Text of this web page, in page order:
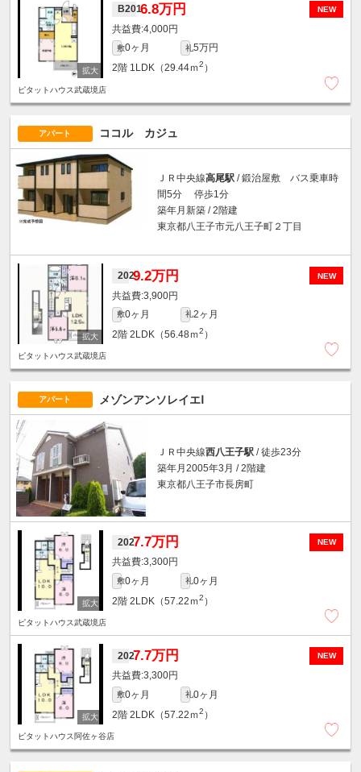
NEW
B2016.8万円
4,000円
敷0ヶ月 礼5万円
2階 1LDK（29.44ｍ2 ）
ピタットハウス武蔵境店
アパート ココル カジュ
ＪＲ中央線高尾駅 / 鍛治屋敷 バス乗車時
間5分 停歩1分
築年月新築 / 2階建
東京都八王子市元八王子町２丁目
NEW
2029.2万円
3,900円
敷0ヶ月 礼2ヶ月
2階 2LDK（56.48ｍ2 ）
ピタットハウス武蔵境店
アパート メゾンアンソレイエⅠ
ＪＲ中央線西八王子駅 / 徒歩23分
築年月2005年3月 / 2階建
東京都八王子市長房町
NEW
2027.7万円
3,300円
敷0ヶ月 礼0ヶ月
2階 2LDK（57.22ｍ2 ）
ピタットハウス武蔵境店
NEW
2027.7万円
3,300円
敷0ヶ月 礼0ヶ月
2階 2LDK（57.22ｍ2 ）
ピタットハウス阿佐ヶ谷店